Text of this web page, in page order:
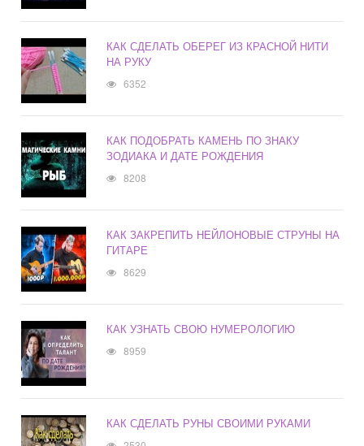
КАК СДЕЛАТЬ ОБЕРЕГ ИЗ КРАСНОЙ НИТИ
НА РУКУ
6352
КАК ПОДОБРАТЬ КАМЕНЬ ПО ЗНАКУ
ЗОДИАКА И ДАТЕ РОЖДЕНИЯ
8208
КАК ЗАКРЕПИТЬ НЕЙЛОНОВЫЕ СТРУНЫ НА
ГИТАРЕ
8629
КАК УЗНАТЬ СВОЮ НУМЕРОЛОГИЮ
8959
КАК СДЕЛАТЬ РУНЫ СВОИМИ РУКАМИ